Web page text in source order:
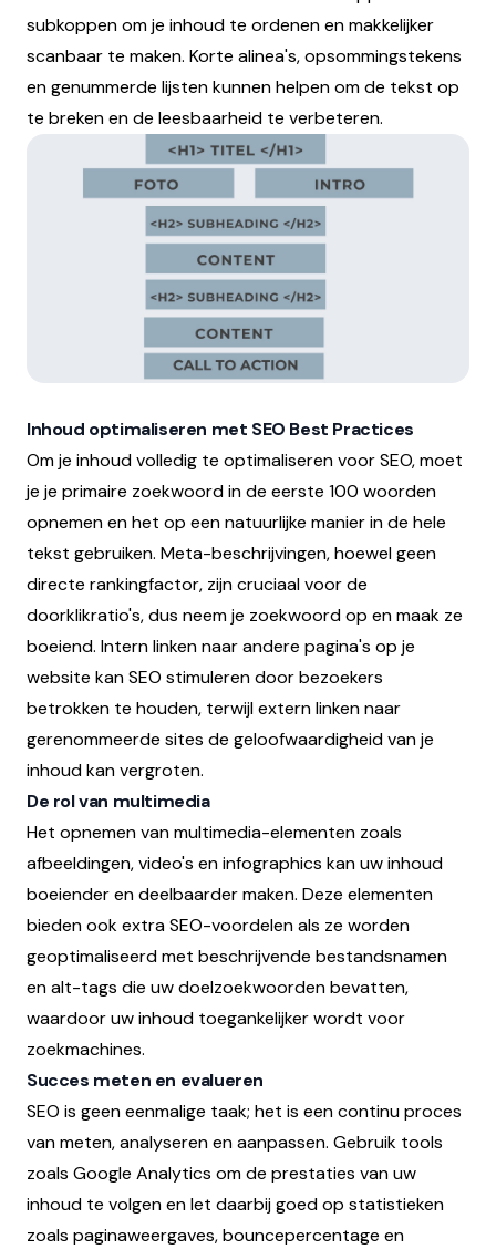
subkoppen om je inhoud te ordenen en makkelijker
scanbaar te maken. Korte alinea's, opsommingstekens
en genummerde lijsten kunnen helpen om de tekst op
te breken en de leesbaarheid te verbeteren.
Inhoud optimaliseren met SEO Best Practices
Om je inhoud volledig te optimaliseren voor SEO, moet
je je primaire zoekwoord in de eerste 100 woorden
opnemen en het op een natuurlijke manier in de hele
tekst gebruiken. Meta-beschrijvingen, hoewel geen
directe rankingfactor, zijn cruciaal voor de
doorklikratio's, dus neem je zoekwoord op en maak ze
boeiend. Intern linken naar andere pagina's op je
website kan SEO stimuleren door bezoekers
betrokken te houden, terwijl extern linken naar
gerenommeerde sites de geloofwaardigheid van je
inhoud kan vergroten.
De rol van multimedia
Het opnemen van multimedia-elementen zoals
afbeeldingen, video's en infographics kan uw inhoud
boeiender en deelbaarder maken. Deze elementen
bieden ook extra SEO-voordelen als ze worden
geoptimaliseerd met beschrijvende bestandsnamen
en alt-tags die uw doelzoekwoorden bevatten,
waardoor uw inhoud toegankelijker wordt voor
zoekmachines.
Succes meten en evalueren
SEO is geen eenmalige taak; het is een continu proces
van meten, analyseren en aanpassen. Gebruik tools
zoals Google Analytics om de prestaties van uw
inhoud te volgen en let daarbij goed op statistieken
zoals paginaweergaves, bouncepercentage en